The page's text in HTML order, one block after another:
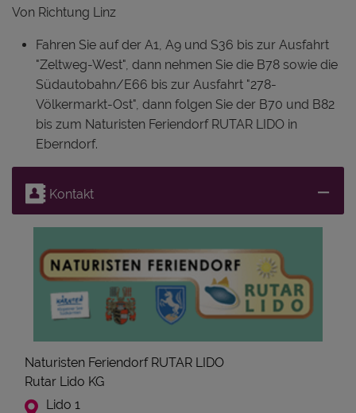
Von Richtung Linz
Fahren Sie auf der A1, A9 und S36 bis zur Ausfahrt
"Zeltweg-West", dann nehmen Sie die B78 sowie die
Südautobahn/E66 bis zur Ausfahrt "278-
Völkermarkt-Ost", dann folgen Sie der B70 und B82
bis zum Naturisten Feriendorf RUTAR LIDO in
Eberndorf.
Kontakt
Naturisten Feriendorf RUTAR LIDO
Rutar Lido KG
Lido 1